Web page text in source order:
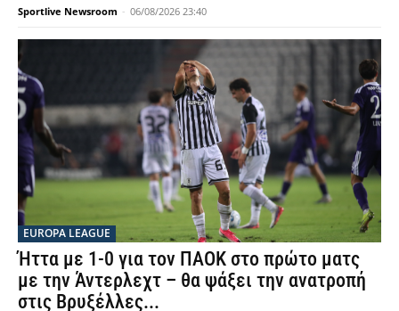
Sportlive Newsroom - 06/08/2026 23:40
EUROPA LEAGUE
Ήττα με 1-0 για τον ΠΑΟΚ στο πρώτο ματς
με την Άντερλεχτ – θα ψάξει την ανατροπή
στις Βρυξέλλες...